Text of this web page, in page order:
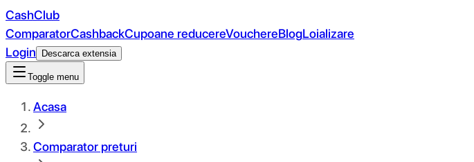
CashClub
ComparatorCashbackCupoane reducereVouchereBlogLoializare
Login
Descarca extensia
Toggle menu
Acasa
Comparator preturi